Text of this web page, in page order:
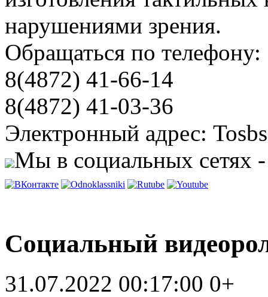
нарушениями зрения.
Обращаться по телефону:
8(4872) 41-66-14
8(4872) 41-03-36
Электронный адрес:
Мы в социальных сетях
Социальный
31.07.2022 00:17:00 0+